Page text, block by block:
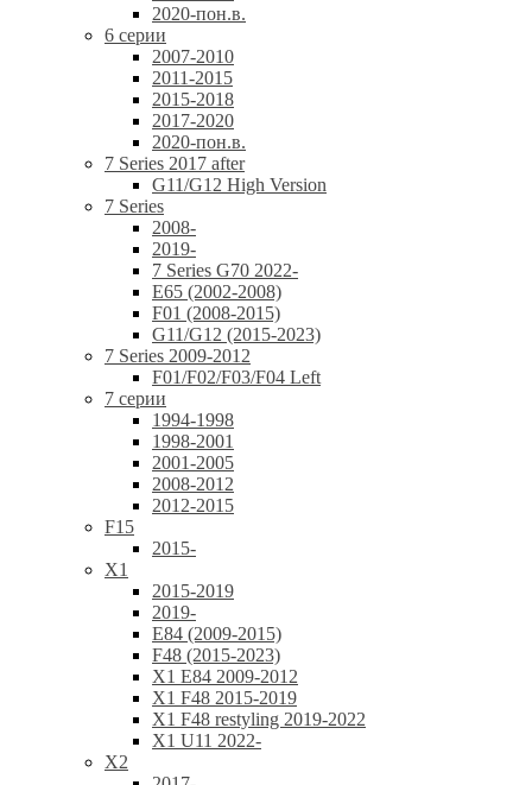
2020-пон.в.
6 серии
2007-2010
2011-2015
2015-2018
2017-2020
2020-пон.в.
7 Series 2017 after
G11/G12 High Version
7 Series
2008-
2019-
7 Series G70 2022-
E65 (2002-2008)
F01 (2008-2015)
G11/G12 (2015-2023)
7 Series 2009-2012
F01/F02/F03/F04 Left
7 серии
1994-1998
1998-2001
2001-2005
2008-2012
2012-2015
F15
2015-
X1
2015-2019
2019-
E84 (2009-2015)
F48 (2015-2023)
X1 E84 2009-2012
X1 F48 2015-2019
X1 F48 restyling 2019-2022
X1 U11 2022-
X2